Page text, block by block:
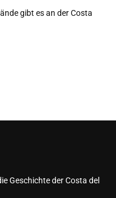
gibt es an der Costa
Geschichte der Costa del